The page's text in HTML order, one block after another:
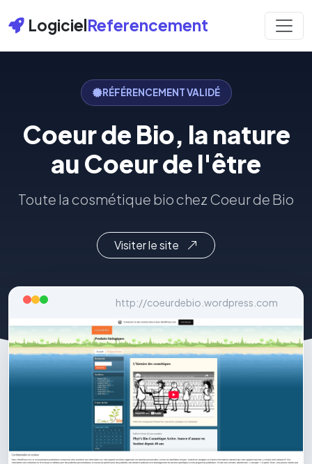
LogicielReferencement
RÉFÉRENCEMENT VALIDÉ
Coeur de Bio, la nature
au Coeur de l'être
Toute la cosmétique bio chez Coeur de Bio
Visiter le site
http://coeurdebio.wordpress.com